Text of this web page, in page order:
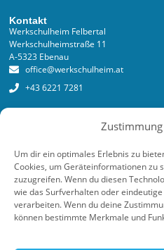
Um dir ein optimales Erlebnis zu
Cookies, um Geräteinformationen zu
zuzugreifen. Wenn du diesen
wie das Surfverhalten oder
verarbeiten. Wenn du deine
können bestimmte Merkmale und
Kontakt
Werkschulheim Felbertal
Werkschulheimstraße 11
A-5323 Ebenau
office@werkschulheim.at
+43 6221 7281
Anmeldeformular online
Kosten
Newsletter